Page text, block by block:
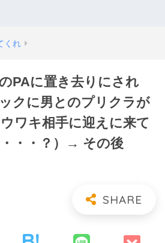
くれ
PAに置き去りにされ
クに男とのプリクラが
ワキ相手に迎えに来て
・・？）→ その後